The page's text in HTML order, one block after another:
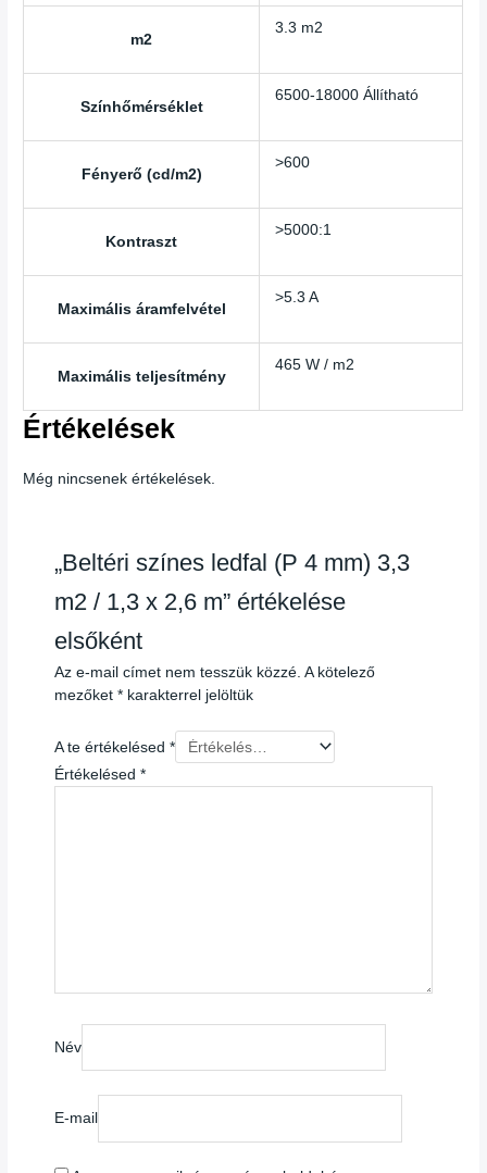
m2
3.3 m2
Színhőmérséklet
6500-18000 Állítható
Fényerő (cd/m2)
>600
Kontraszt
>5000:1
Maximális áramfelvétel
>5.3 A
Maximális teljesítmény
465 W / m2
Értékelések
Még nincsenek értékelések.
„Beltéri színes ledfal (P 4 mm) 3,3
m2 / 1,3 x 2,6 m” értékelése
elsőként
Az e-mail címet nem tesszük közzé. A kötelező
mezőket* karakterrel jelöltük
A te értékelésed*
Értékelésed*
Név
E-mail